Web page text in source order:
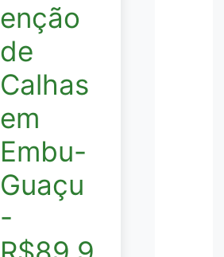
enção
de
Calhas
em
Embu-
Guaçu
-